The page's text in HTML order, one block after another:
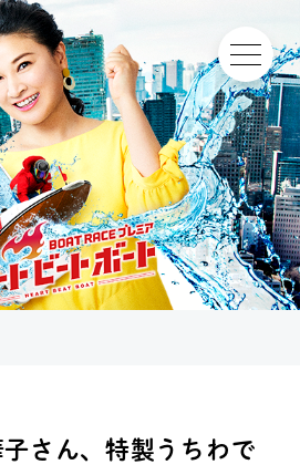
さん、特製うちわで